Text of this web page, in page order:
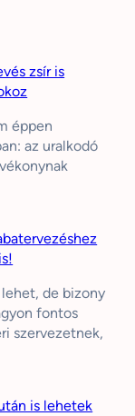
zsír is
éppen
az uralkodó
de bizony
fontos
szervezetnek,
is lehetek